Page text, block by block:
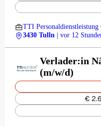
TTI
3430 Tulln
| vor 12
Verlader:in
(m/w/d)
€